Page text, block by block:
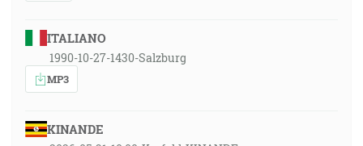
ITALIANO
1990-10-27-1430-Salzburg
MP3
KINANDE